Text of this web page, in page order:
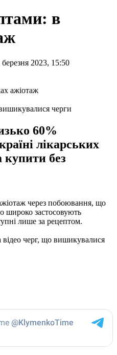
в
2023, 15:50
черги
60%
лікарських
купити без
через побоювання, що
широко застосовують
лише за рецептом.
черг, що вишикувалися